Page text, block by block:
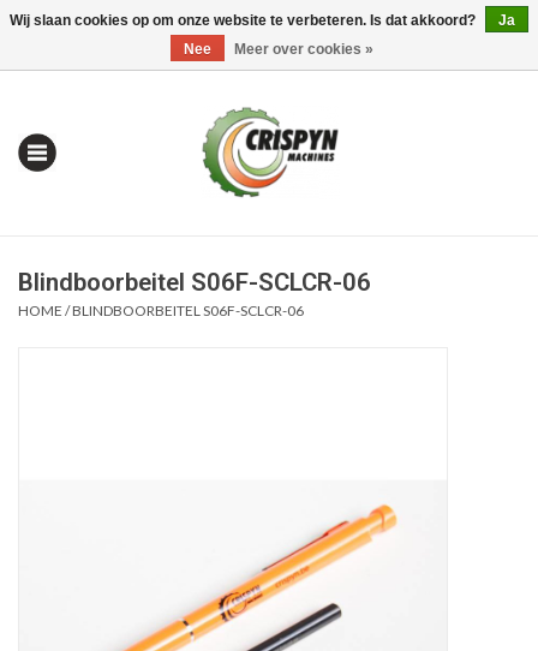
0 Artikelen - €0,00 Mijn account / Registreren
Blindboorbeitel S06F-SCLCR-06
HOME /BLINDBOORBEITEL S06F-SCLCR-06
Wij slaan cookies op om onze website te verbeteren. Is dat akkoord?
Ja
Nee
Meer over cookies »